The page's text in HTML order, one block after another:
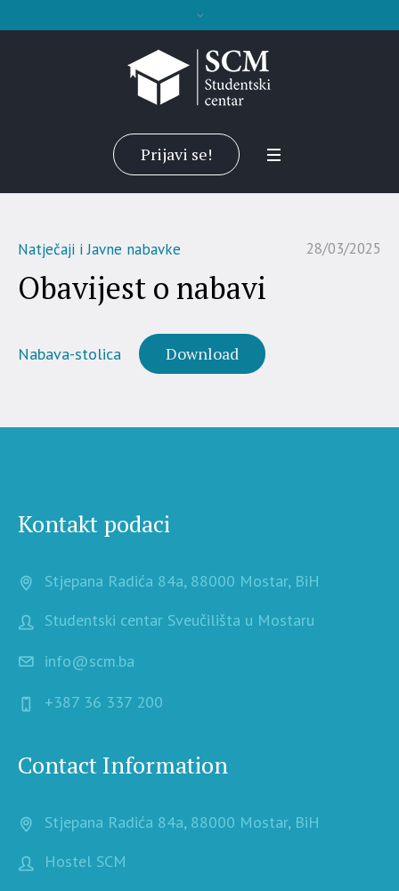
Prijavi se!
28/03/2025
Natječaji i Javne nabavke
Obavijest o nabavi
Nabava-stolica Download
Kontakt podaci
Stjepana Radića 84a, 88000 Mostar, BiH
Studentski centar Sveučilišta u Mostaru
info@scm.ba
+387 36 337 200
Contact Information
Stjepana Radića 84a, 88000 Mostar, BiH
Hostel SCM